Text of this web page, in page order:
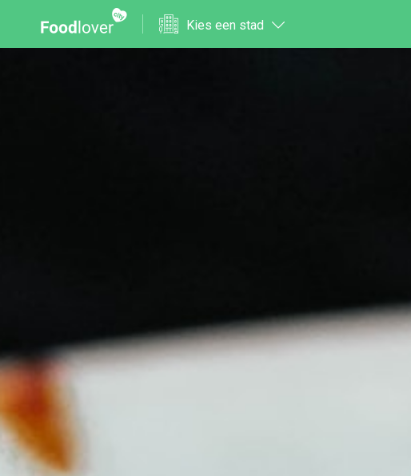
Kies een stad